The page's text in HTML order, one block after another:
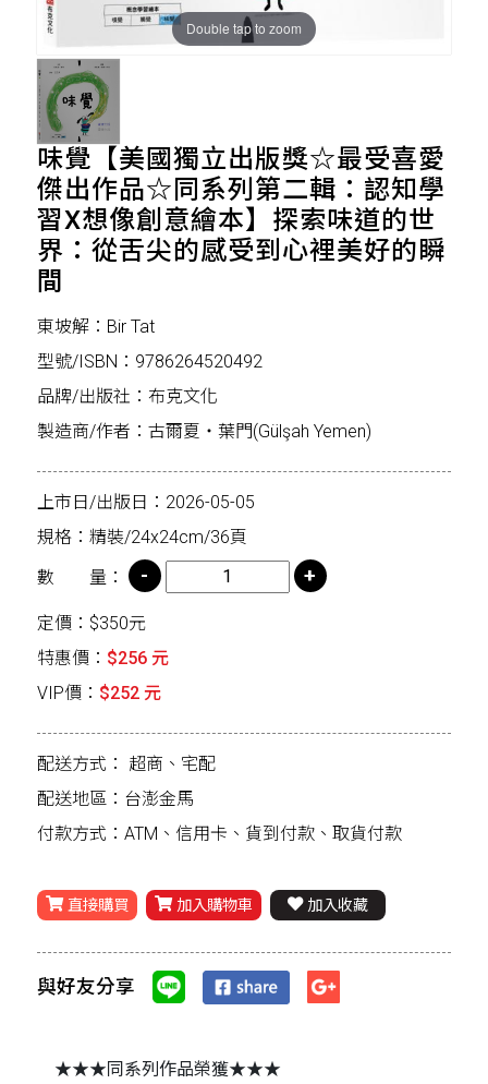
Double tap to zoom
味覺【美國獨立出版獎☆最受喜愛
傑出作品☆同系列第二輯：認知學
習X想像創意繪本】探索味道的世
界：從舌尖的感受到心裡美好的瞬
間
東坡解：Bir Tat
型號/ISBN：9786264520492
品牌/出版社：布克文化
製造商/作者：古爾夏・葉門(Gülşah Yemen)
上市日/出版日：2026-05-05
規格：精裝/24x24cm/36頁
數 量：
定價：$350元
特惠價： $256 元
VIP價： $252 元
配送方式： 超商、宅配
配送地區：台澎金馬
付款方式：ATM、信用卡、貨到付款、取貨付款
直接購買 加入購物車 加入收藏
與好友分享
★★★同系列作品榮獲★★★